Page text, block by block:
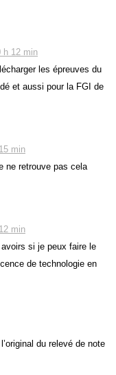
h 12 min
les épreuves du
et aussi pour la FGI de
min
ne retrouve pas cela
min
si je peux faire le
de technologie en
du relevé de note